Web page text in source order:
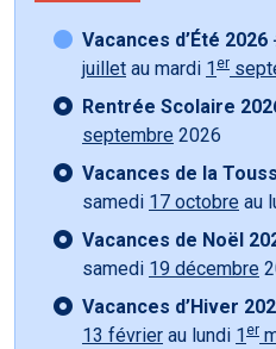
Vacances d’Été
juillet au mardi 1 er
Rentrée Scolaire
septembre 2026
Vacances de la
samedi 17 octobre au
Vacances de Noël
samedi 19 décembre
Vacances d’Hiver
13 février au lundi 1 er